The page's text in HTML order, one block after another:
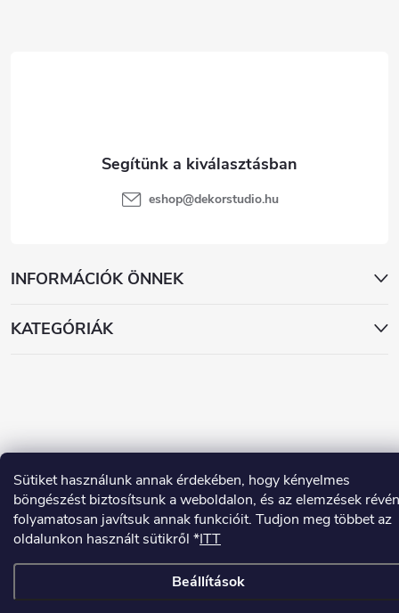
Sütiket használunk annak érdekében, hogy kényelmes
böngészést biztosítsunk a weboldalon, és az elemzések révén
folyamatosan javítsuk annak funkcióit. Tudjon meg többet az
oldalunkon használt sütikről *ITT
Beállítások
INFORMÁCIÓK ÖNNEK
KATEGÓRIÁK
eshop@dekorstudio.hu
Shoptet készítette